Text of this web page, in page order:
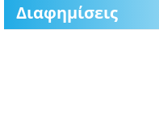
Διαφημίσεις